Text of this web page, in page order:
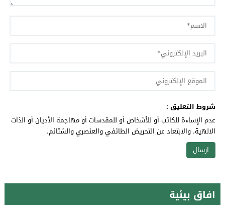
شروط التعليق :
عدم الإساءة للكاتب أو للأشخاص أو للمقدسات أو مهاجمة الأديان أو الذات
الالهية. والابتعاد عن التحريض الطائفي والعنصري والشتائم.
افاق بيئية